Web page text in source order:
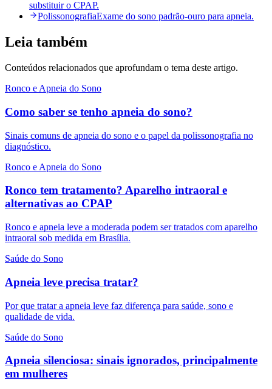
substituir o CPAP.
PolissonografiaExame do sono padrão-ouro para apneia.
Leia também
Conteúdos relacionados que aprofundam o tema deste artigo.
Ronco e Apneia do Sono
Como saber se tenho apneia do sono?
Sinais comuns de apneia do sono e o papel da polissonografia no
diagnóstico.
Ronco e Apneia do Sono
Ronco tem tratamento? Aparelho intraoral e
alternativas ao CPAP
Ronco e apneia leve a moderada podem ser tratados com aparelho
intraoral sob medida em Brasília.
Saúde do Sono
Apneia leve precisa tratar?
Por que tratar a apneia leve faz diferença para saúde, sono e
qualidade de vida.
Saúde do Sono
Apneia silenciosa: sinais ignorados, principalmente
em mulheres